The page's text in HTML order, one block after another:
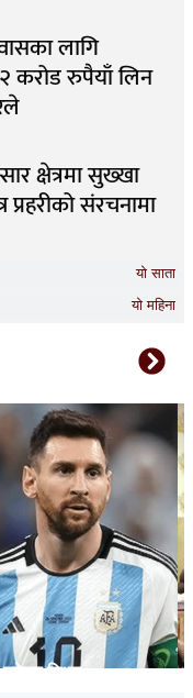
यो साता
यो महिना
लागि
करोड रुपैयाँ लिन
क्षेत्रमा सुख्खा
प्रहरीको संरचनामा
निधन